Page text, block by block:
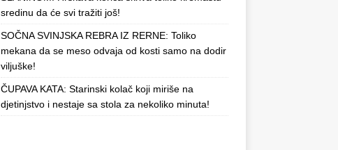
sredinu da će svi tražiti još!
SOČNA SVINJSKA REBRA IZ RERNE: Toliko
mekana da se meso odvaja od kosti samo na dodir
viljuške!
ČUPAVA KATA: Starinski kolač koji miriše na
djetinjstvo i nestaje sa stola za nekoliko minuta!